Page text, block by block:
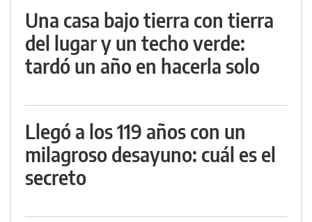
Una casa bajo tierra con tierra
del lugar y un techo verde:
tardó un año en hacerla solo
Llegó a los 119 años con un
milagroso desayuno: cuál es el
secreto